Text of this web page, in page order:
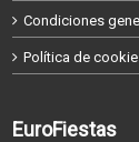
Condiciones
Política de
EuroFiestas